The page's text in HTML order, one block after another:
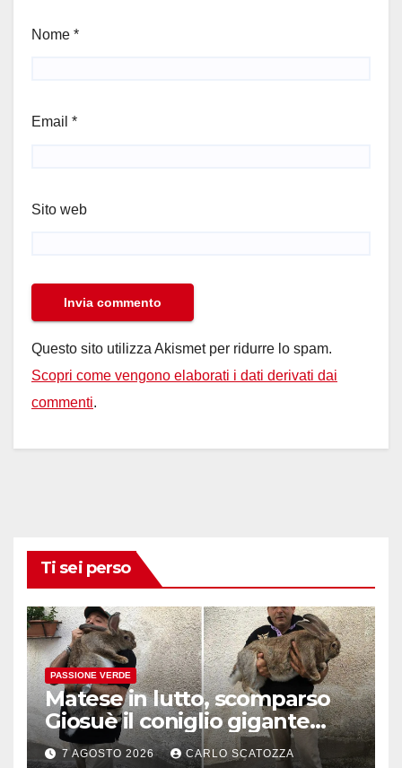
Nome *
Email *
Sito web
Questo sito utilizza Akismet per ridurre lo spam.
Scopri come vengono elaborati i dati derivati dai
commenti.
Ti sei perso
PASSIONE VERDE
Matese in lutto, scomparso
Giosuè il coniglio gigante
pluripremiato
7 AGOSTO 2026 CARLO SCATOZZA